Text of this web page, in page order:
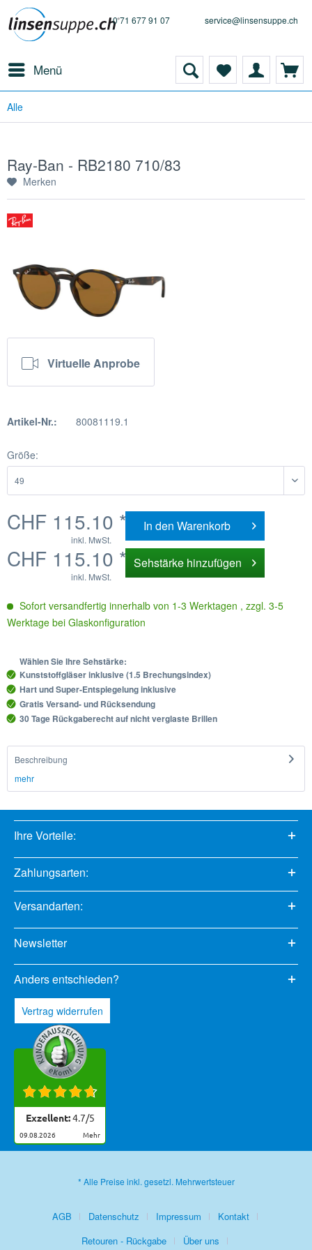
0 71 677 91 07 service@linsensuppe.ch
Menü
Alle
Ray-Ban - RB2180 710/83
Merken
Virtuelle Anprobe
Artikel-Nr.: 80081119.1
Größe:
CHF 115.10 *
inkl. MwSt.
In den Warenkorb
CHF 115.10 *
inkl. MwSt.
Sehstärke hinzufügen
Sofort versandfertig innerhalb von 1-3 Werktagen , zzgl. 3-5
Werktage bei Glaskonfiguration
Wählen Sie Ihre Sehstärke:
Kunststoffgläser inklusive (1.5 Brechungsindex)
Hart und Super-Entspiegelung inklusive
Gratis Versand- und Rücksendung
30 Tage Rückgaberecht auf nicht verglaste Brillen
Beschreibung
mehr
Ihre Vorteile:
Zahlungsarten:
Versandarten:
Newsletter
Anders entschieden?
Vertrag widerrufen
Exzellent:4.7/5
09.08.2026 mehr
* Alle Preise inkl. gesetzl. Mehrwertsteuer
AGB Datenschutz Impressum
Kontakt
Retouren - Rückgabe
Über uns